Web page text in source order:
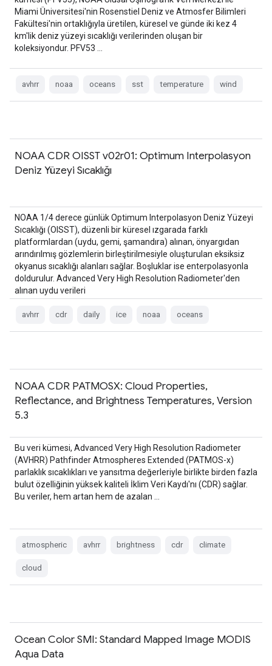
Miami Üniversitesi'nin Rosenstiel Deniz ve Atmosfer Bilimleri
Fakültesi'nin ortaklığıyla üretilen, küresel ve günde iki kez 4
km'lik deniz yüzeyi sıcaklığı verilerinden oluşan bir
koleksiyondur. PFV53 …
avhrr noaa oceans sst temperature wind
NOAA CDR OISST v02r01: Optimum Interpolasyon
Deniz Yüzeyi Sıcaklığı
NOAA 1/4 derece günlük Optimum Interpolasyon Deniz Yüzeyi
Sıcaklığı (OISST), düzenli bir küresel ızgarada farklı
platformlardan (uydu, gemi, şamandıra) alınan, önyargıdan
arındırılmış gözlemlerin birleştirilmesiyle oluşturulan eksiksiz
okyanus sıcaklığı alanları sağlar. Boşluklar ise enterpolasyonla
doldurulur. Advanced Very High Resolution Radiometer'den
alınan uydu verileri
avhrr cdr daily ice noaa oceans
NOAA CDR PATMOSX: Cloud Properties,
Reflectance, and Brightness Temperatures, Version
5.3
Bu veri kümesi, Advanced Very High Resolution Radiometer
(AVHRR) Pathfinder Atmospheres Extended (PATMOS-x)
parlaklık sıcaklıkları ve yansıtma değerleriyle birlikte birden fazla
bulut özelliğinin yüksek kaliteli İklim Veri Kaydı'nı (CDR) sağlar.
Bu veriler, hem artan hem de azalan …
atmospheric avhrr brightness cdr climate
cloud
Ocean Color SMI: Standard Mapped Image MODIS
Aqua Data